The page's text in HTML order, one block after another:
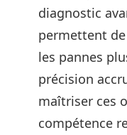
diagnostic
permettent
les pannes
précision
maîtriser ces
compétence